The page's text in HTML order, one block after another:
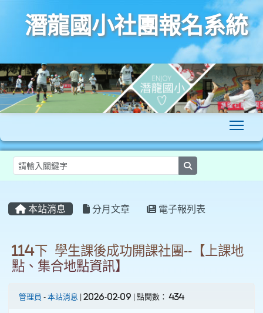
潛龍國小社團報名系統
本站消息 分月文章 電子報列表
114下 學生課後成功開課社團--【上課地
點、集合地點資訊】
管理員 - 本站消息 | 2026-02-09 | 點閱數： 434